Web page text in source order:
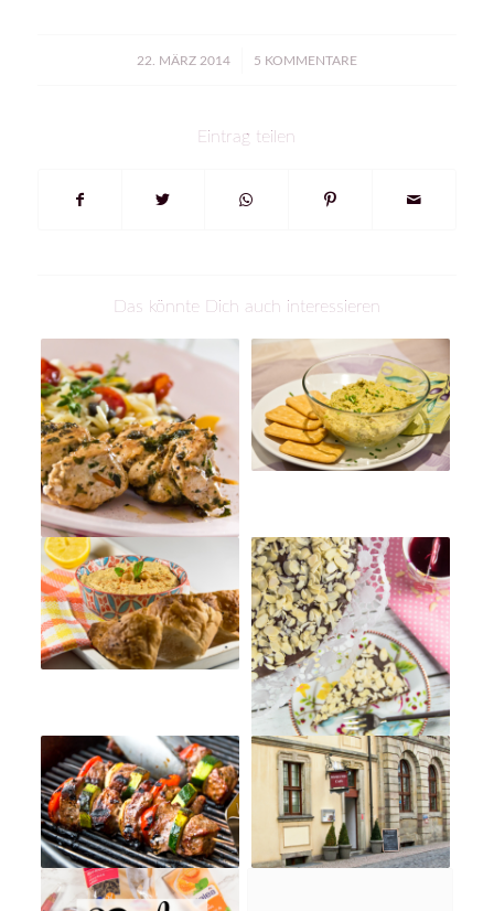
22. MÄRZ 2014
/ 5 KOMMENTARE
Eintrag teilen
Das könnte Dich auch interessieren